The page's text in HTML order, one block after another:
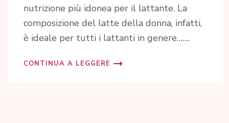
nutrizione più idonea per il lattante. La
composizione del latte della donna, infatti,
è ideale per tutti i lattanti in genere…….
CONTINUA A LEGGERE